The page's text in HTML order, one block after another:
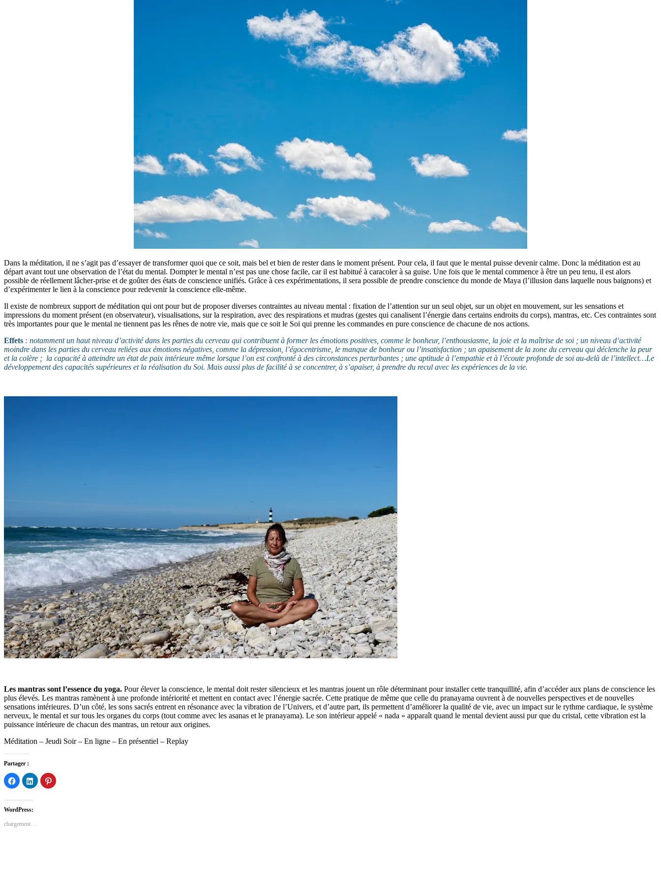
Dans la méditation, il ne s’agit pas d’essayer de transformer quoi que ce soit, mais bel et bien de rester dans le moment présent. Pour cela, il faut que le mental puisse devenir calme. Donc la méditation est au
départ avant tout une observation de l’état du mental. Dompter le mental n’est pas une chose facile, car il est habitué à caracoler à sa guise. Une fois que le mental commence à être un peu tenu, il est alors
possible de réellement lâcher-prise et de goûter des états de conscience unifiés. Grâce à ces expérimentations, il sera possible de prendre conscience du monde de Maya (l’illusion dans laquelle nous baignons) et
d’expérimenter le lien à la conscience pour redevenir la conscience elle-même.
Il existe de nombreux support de méditation qui ont pour but de proposer diverses contraintes au niveau mental : fixation de l’attention sur un seul objet, sur un objet en mouvement, sur les sensations et
impressions du moment présent (en observateur), visualisations, sur la respiration, avec des respirations et mudras (gestes qui canalisent l’énergie dans certains endroits du corps), mantras, etc. Ces contraintes sont
très importantes pour que le mental ne tiennent pas les rênes de notre vie, mais que ce soit le Soi qui prenne les commandes en pure conscience de chacune de nos actions.
Effets : notamment un haut niveau d’activité dans les parties du cerveau qui contribuent à former les émotions positives, comme le bonheur, l’enthousiasme, la joie et la maîtrise de soi ; un niveau d’activité
moindre dans les parties du cerveau reliées aux émotions négatives, comme la dépression, l’égocentrisme, le manque de bonheur ou l’insatisfaction ; un apaisement de la zone du cerveau qui déclenche la peur
et la colère ; la capacité à atteindre un état de paix intérieure même lorsque l’on est confronté à des circonstances perturbantes ; une aptitude à l’empathie et à l’écoute profonde de soi au-delà de l’intellect…Le
développement des capacités supérieures et la réalisation du Soi. Mais aussi plus de facilité à se concentrer, à s’apaiser, à prendre du recul avec les expériences de la vie.
Les mantras sont l’essence du yoga. Pour élever la conscience, le mental doit rester silencieux et les mantras jouent un rôle déterminant pour installer cette tranquillité, afin d’accéder aux plans de conscience les
plus élevés. Les mantras ramènent à une profonde intériorité et mettent en contact avec l’énergie sacrée. Cette pratique de même que celle du pranayama ouvrent à de nouvelles perspectives et de nouvelles
sensations intérieures. D’un côté, les sons sacrés entrent en résonance avec la vibration de l’Univers, et d’autre part, ils permettent d’améliorer la qualité de vie, avec un impact sur le rythme cardiaque, le système
nerveux, le mental et sur tous les organes du corps (tout comme avec les asanas et le pranayama). Le son intérieur appelé « nada » apparaît quand le mental devient aussi pur que du cristal, cette vibration est la
puissance intérieure de chacun des mantras, un retour aux origines.
Méditation – Jeudi Soir – En ligne – En présentiel – Replay
Partager :
Cliquez
pour
partager
Facebook(ouvre
dans
une
fenêtre)
Cliquez
pour
partager
fenêtre)
Cliquez
pour
WordPress:
chargement…